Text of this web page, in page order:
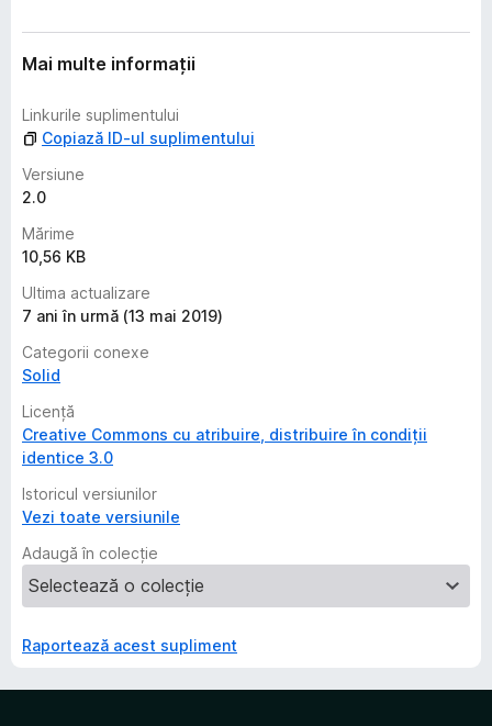
ă
e
a
u
ă
r
Mai multe informații
Linkurile suplimentului
Copiază ID-ul suplimentului
Versiune
2.0
Mărime
10,56 KB
Ultima actualizare
7 ani în urmă (13 mai 2019)
Categorii conexe
Solid
Licență
Creative Commons cu atribuire, distribuire în condiții
identice 3.0
Istoricul versiunilor
Vezi toate versiunile
Adaugă în colecție
Raportează acest supliment